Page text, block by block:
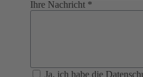
Ihre Nachricht *
Ja, ich habe die